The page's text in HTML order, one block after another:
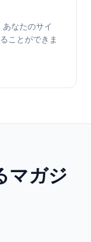
なたのサイ
ことができま
マガジ